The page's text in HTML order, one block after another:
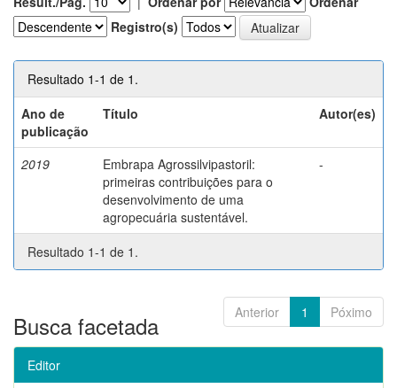
Registro(s)
Resultado 1-1 de 1.
Ano de
publicação
Título Autor(es)
2019
Embrapa Agrossilvipastoril:
primeiras contribuições para o
desenvolvimento de uma
agropecuária sustentável.
-
Resultado 1-1 de 1.
Anterior 1 Póximo
Busca facetada
Editor